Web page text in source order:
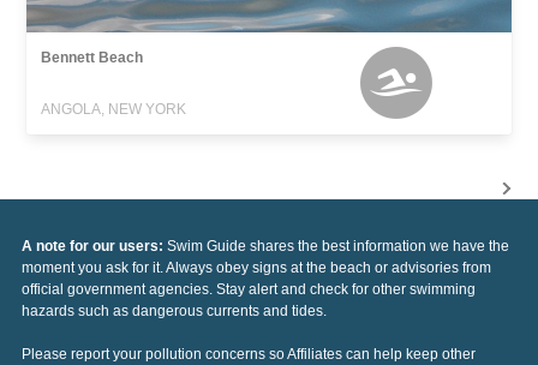
Bennett Beach
ANGOLA, NEW YORK
A note for our users: Swim Guide shares the best information we have the
moment you ask for it. Always obey signs at the beach or advisories from
official government agencies. Stay alert and check for other swimming
hazards such as dangerous currents and tides.
Please report your pollution concerns so Affiliates can help keep other